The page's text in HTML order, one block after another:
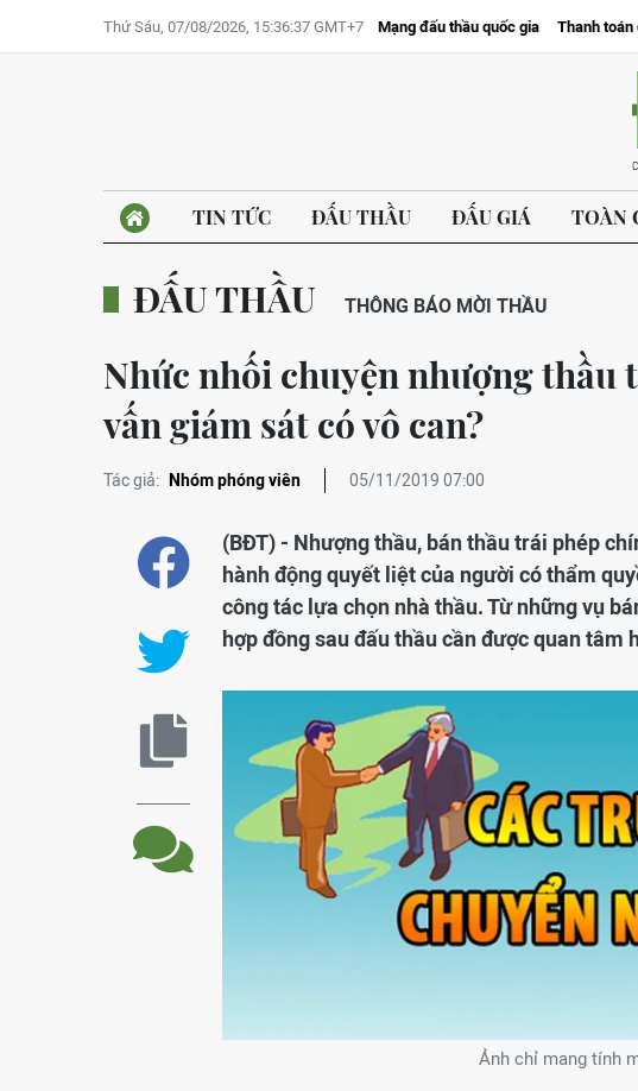
Thứ Sáu, 07/08/2026, 15:36:37 GMT+7 Mạng đấu thầu quốc gia Thanh toán
TIN TỨC ĐẤU THẦU ĐẤU GIÁ TOÀN
ĐẤU THẦU THÔNG BÁO MỜI THẦU
Nhức nhối chuyện nhượng thầu
vấn giám sát có vô can?
Tác giả: Nhóm phóng viên 05/11/2019 07:00
(BĐT) - Nhượng thầu, bán thầu trái phép
hành động quyết liệt của người có thẩm
công tác lựa chọn nhà thầu. Từ những vụ
hợp đồng sau đấu thầu cần được quan tâm
Ảnh chỉ mang tính